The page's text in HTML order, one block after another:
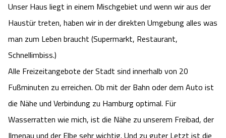
Unser Haus liegt in einem Mischgebiet und wenn wir aus der
Haustür treten, haben wir in der direkten Umgebung alles was
man zum Leben braucht (Supermarkt, Restaurant,
Schnellimbiss.)
Alle Freizeitangebote der Stadt sind innerhalb von 20
Fußminuten zu erreichen. Ob mit der Bahn oder dem Auto ist
die Nähe und Verbindung zu Hamburg optimal. Für
Wasserratten wie mich, ist die Nähe zu unserem Freibad, der